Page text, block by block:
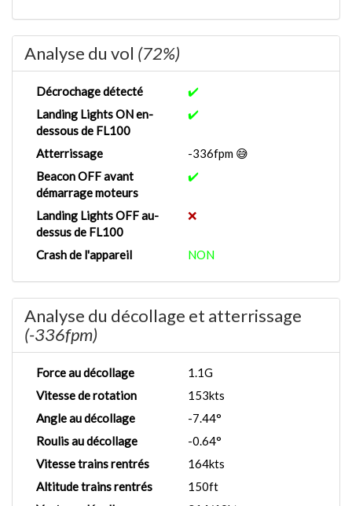
Analyse du vol (72%)
Décrochage détecté
✔️
Landing Lights ON en-
dessous de FL100
✔️
Atterrissage
-336fpm 😅
Beacon OFF avant
démarrage moteurs
✔️
Landing Lights OFF au-
dessus de FL100
❌
Crash de l'appareil NON
Analyse du décollage et atterrissage
(-336fpm)
Force au décollage
1.1G
Vitesse de rotation
153kts
Angle au décollage
-7.44°
Roulis au décollage
-0.64°
Vitesse trains rentrés
164kts
Altitude trains rentrés
150ft